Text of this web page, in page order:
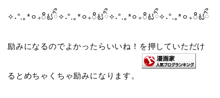
✧˖°.｡*⚪︎₊ိಟིྀ✧˖°.｡*⚪︎₊ိಟིྀ✧˖°.｡*⚪︎₊ိಟིྀ✧˖°.｡*⚪︎₊ိಟིྀ
励みになるのでよかったらいいね！を押していただけ
るとめちゃくちゃ励みになります。